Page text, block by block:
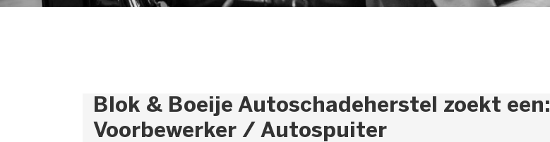
Blok & Boeije Autoschadeherstel zoekt een:
Voorbewerker / Autospuiter